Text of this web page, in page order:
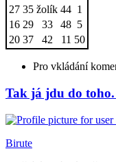
27 35 žolík 44 1
16 29 33 48 5
20 37 42 11 50
Pro vkládání
Tak já jdu do
Birute